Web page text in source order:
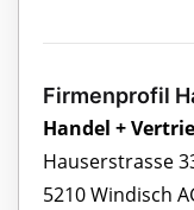
Firmenprofil
Handel +
Hauserstrasse
5210 Windisch